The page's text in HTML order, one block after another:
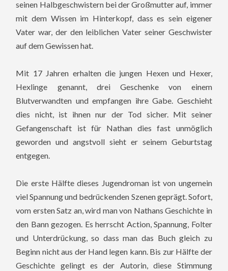
seinen Halbgeschwistern bei der Großmutter auf, immer
mit dem Wissen im Hinterkopf, dass es sein eigener
Vater war, der den leiblichen Vater seiner Geschwister
auf dem Gewissen hat.
Mit 17 Jahren erhalten die jungen Hexen und Hexer,
Hexlinge genannt, drei Geschenke von einem
Blutverwandten und empfangen ihre Gabe. Geschieht
dies nicht, ist ihnen nur der Tod sicher. Mit seiner
Gefangenschaft ist für Nathan dies fast unmöglich
geworden und angstvoll sieht er seinem Geburtstag
entgegen.
Die erste Hälfte dieses Jugendroman ist von ungemein
viel Spannung und bedrückenden Szenen geprägt. Sofort,
vom ersten Satz an, wird man von Nathans Geschichte in
den Bann gezogen. Es herrscht Action, Spannung, Folter
und Unterdrückung, so dass man das Buch gleich zu
Beginn nicht aus der Hand legen kann. Bis zur Hälfte der
Geschichte gelingt es der Autorin, diese Stimmung